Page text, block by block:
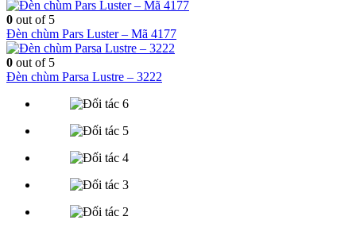
0 out of 5
Đèn chùm Pars Luster – Mã 4177
0 out of 5
Đèn chùm Parsa Lustre – 3222